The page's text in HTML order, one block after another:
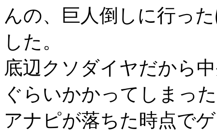
んの、巨人倒しに行っ
した。
底辺クソダイヤだから
ぐらいかかってしまっ
アナピが落ちた時点で